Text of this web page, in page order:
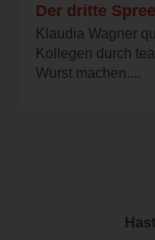
Der dritte
Klaudia Wagner
Kollegen durch
Wurst machen....